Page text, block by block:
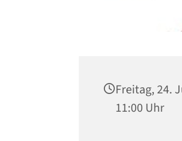
Freitag, 24.
11:00 Uhr